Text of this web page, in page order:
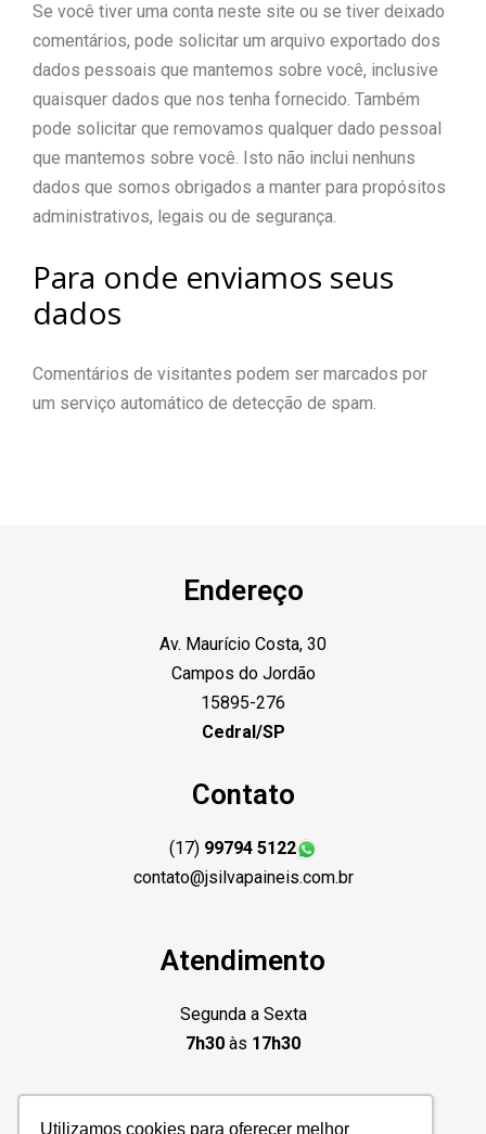
Utilizamos cookies para oferecer melhor
Se você tiver uma conta neste site ou se tiver deixado
comentários, pode solicitar um arquivo exportado dos
dados pessoais que mantemos sobre você, inclusive
quaisquer dados que nos tenha fornecido. Também
pode solicitar que removamos qualquer dado pessoal
que mantemos sobre você. Isto não inclui nenhuns
dados que somos obrigados a manter para propósitos
administrativos, legais ou de segurança.
Para onde enviamos seus
dados
Comentários de visitantes podem ser marcados por
um serviço automático de detecção de spam.
Endereço
Av. Maurício Costa, 30
Campos do Jordão
15895-276
Cedral/SP
Contato
(17) 99794 5122
contato@jsilvapaineis.com.br
Atendimento
Segunda a Sexta
7h30 às 17h30